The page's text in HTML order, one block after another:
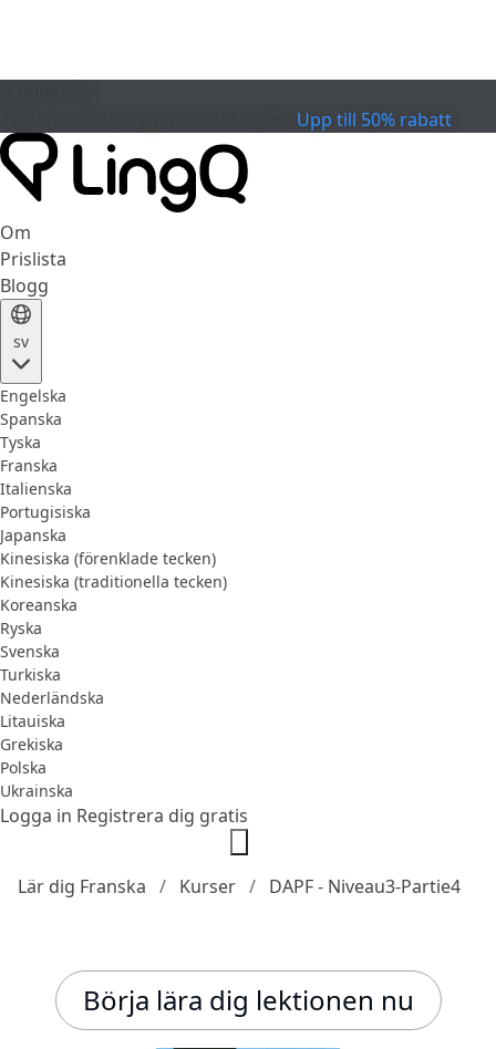
Upp till 50% rabatt
Om
Prislista
Blogg
sv
Engelska
Spanska
Tyska
Franska
Italienska
Portugisiska
Japanska
Kinesiska (förenklade tecken)
Kinesiska (traditionella tecken)
Koreanska
Ryska
Svenska
Turkiska
Nederländska
Litauiska
Grekiska
Polska
Ukrainska
Logga in Registrera dig gratis
Lär dig Franska Kurser DAPF - Niveau3-Partie4
Börja lära dig lektionen nu